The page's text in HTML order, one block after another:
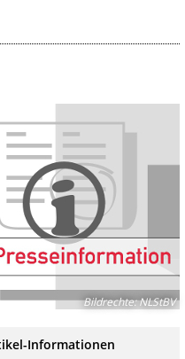
Bildrechte:NLStBV
Informationen